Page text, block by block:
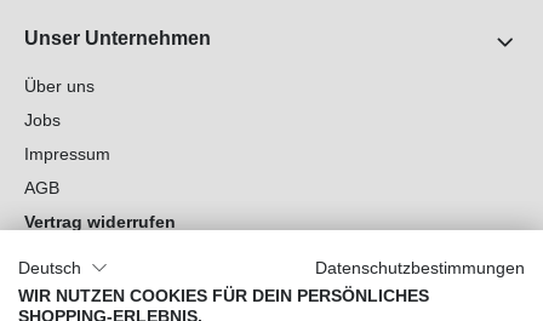
Unser Unternehmen
Über uns
Jobs
Impressum
AGB
Vertrag widerrufen
Cookie-Einstellungen
Deutsch
Datenschutzbestimmungen
WIR NUTZEN COOKIES FÜR DEIN PERSÖNLICHES
SHOPPING-ERLEBNIS.